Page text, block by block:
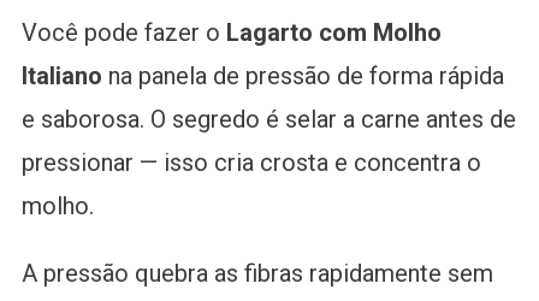
Você pode fazer o Lagarto com Molho
Italiano na panela de pressão de forma rápida
e saborosa. O segredo é selar a carne antes de
pressionar — isso cria crosta e concentra o
molho.
A pressão quebra as fibras rapidamente sem